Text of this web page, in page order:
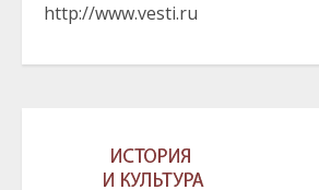
http://www.vesti.ru